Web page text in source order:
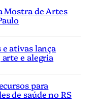
Mostra de Artes
e ativas lança
e alegria
para
de saúde no RS